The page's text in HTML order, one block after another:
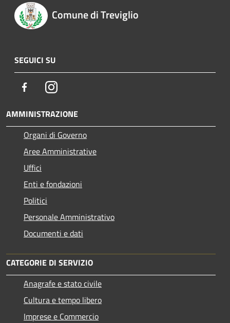
Comune di Treviglio
SEGUICI SU
FacebookInstagram
AMMINISTRAZIONE
Organi di Governo
Aree Amministrative
Uffici
Enti e fondazioni
Politici
Personale Amministrativo
Documenti e dati
CATEGORIE DI SERVIZIO
Anagrafe e stato civile
Cultura e tempo libero
Imprese e Commercio